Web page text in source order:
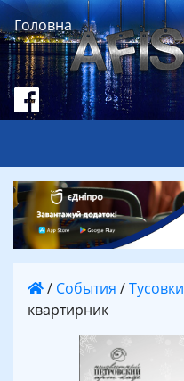
Головна
/ События /Тусовки
квартирник